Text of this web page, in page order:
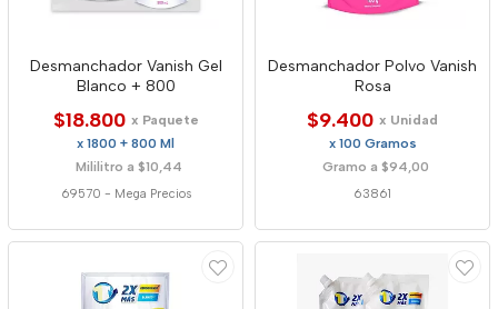
Desmanchador Vanish Gel
Blanco + 800
$18.800 x Paquete
x 1800 + 800 Ml
Mililitro a $10,44
69570 - Mega Precios
Desmanchador Polvo Vanish
Rosa
$9.400 x Unidad
x 100 Gramos
Gramo a $94,00
63861